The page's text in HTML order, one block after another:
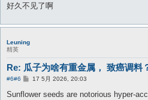
好久不见了啊
Leuning
精英
Re: 瓜子为啥有重金属， 致癌调料
#6#6
帖
17 5月 2026, 20:03
Sunflower seeds are notorious hyper-